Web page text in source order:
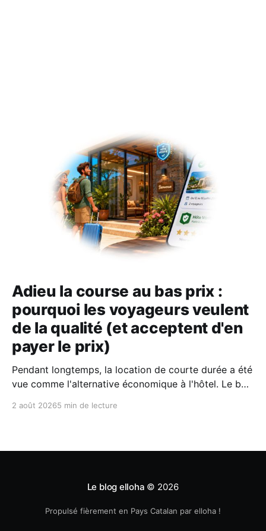
Adieu la course au bas prix :
pourquoi les voyageurs veulent
de la qualité (et acceptent d'en
payer le prix)
Pendant longtemps, la location de courte durée a été
vue comme l'alternative économique à l'hôtel. Le bon
2 août 20265 min de lecture
Le blog elloha © 2026
Propulsé fièrement en Pays Catalan par elloha !